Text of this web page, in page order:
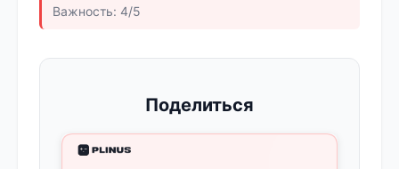
Важность: 4/5
Поделиться